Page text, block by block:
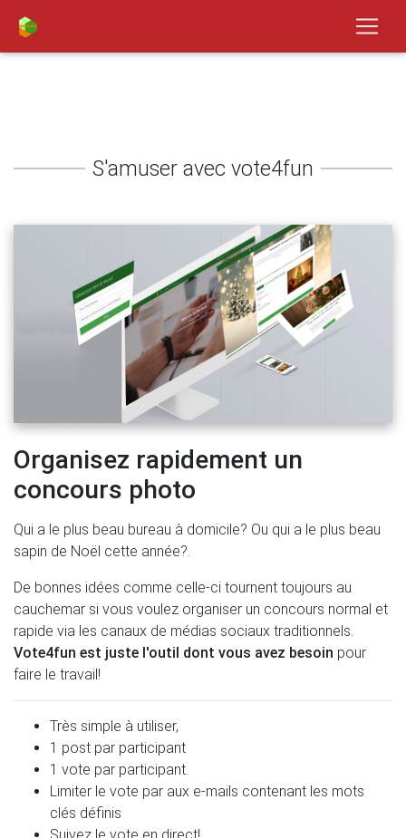
S'amuser avec vote4fun
Organisez rapidement un
concours photo
Qui a le plus beau bureau à domicile? Ou qui a le plus beau
sapin de Noël cette année?.
De bonnes idées comme celle-ci tournent toujours au
cauchemar si vous voulez organiser un concours normal et
rapide via les canaux de médias sociaux traditionnels.
Vote4fun est juste l'outil dont vous avez besoin pour
faire le travail!
Très simple à utiliser,
1 post par participant
1 vote par participant.
Limiter le vote par aux e-mails contenant les mots
clés définis